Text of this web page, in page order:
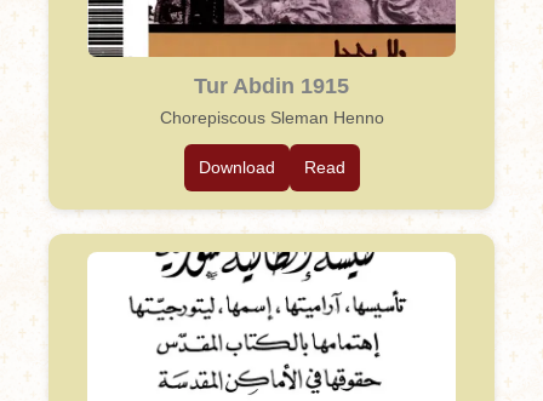
Tur Abdin 1915
Chorepiscous Sleman Henno
Read
Download